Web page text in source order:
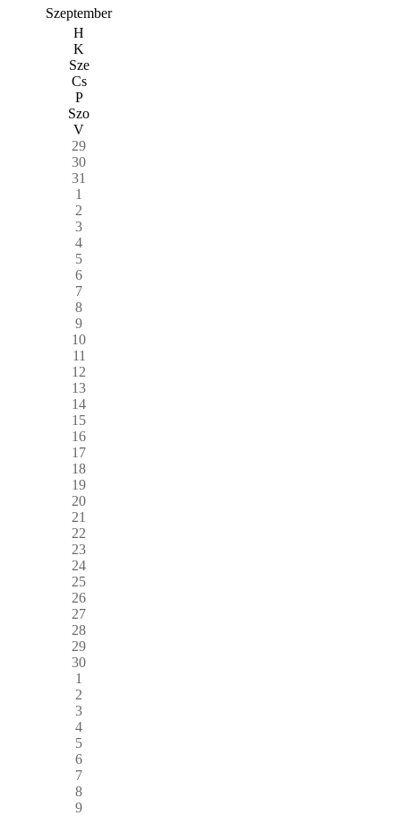
Szeptember
H
K
Sze
Cs
P
Szo
V
29
30
31
1
2
3
4
5
6
7
8
9
10
11
12
13
14
15
16
17
18
19
20
21
22
23
24
25
26
27
28
29
30
1
2
3
4
5
6
7
8
9